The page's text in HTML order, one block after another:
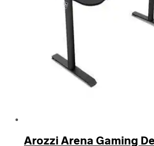
Arozzi Arena Gaming